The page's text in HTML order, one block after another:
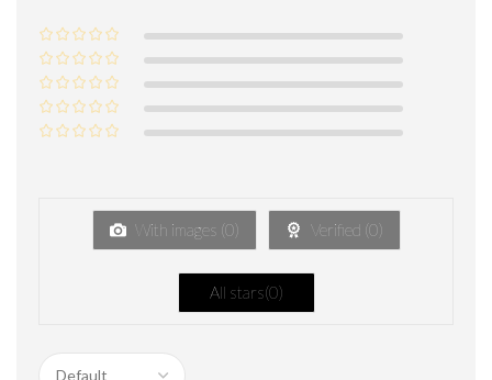
With images (0) Verified (0)
All stars(0)